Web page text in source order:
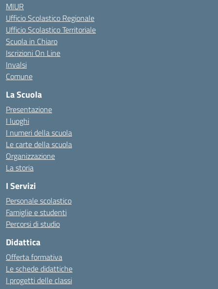
MIUR
Ufficio Scolastico Regionale
Ufficio Scolastico Territoriale
Scuola in Chiaro
Iscrizioni On Line
Invalsi
Comune
La Scuola
Presentazione
I luoghi
I numeri della scuola
Le carte della scuola
Organizzazione
La storia
I Servizi
Personale scolastico
Famiglie e studenti
Percorsi di studio
Didattica
Offerta formativa
Le schede didattiche
I progetti delle classi